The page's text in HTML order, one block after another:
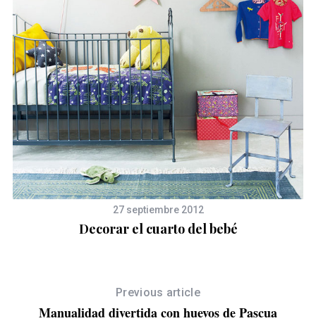
27 septiembre 2012
Decorar el cuarto del bebé
Previous article
Manualidad divertida con huevos de Pascua